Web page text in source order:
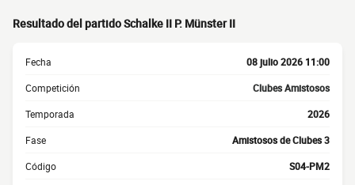
Resultado del partido Schalke II P. Münster II
Fecha 08 julio 2026 11:00
Competición Clubes Amistosos
Temporada 2026
Fase Amistosos de Clubes 3
Código S04-PM2